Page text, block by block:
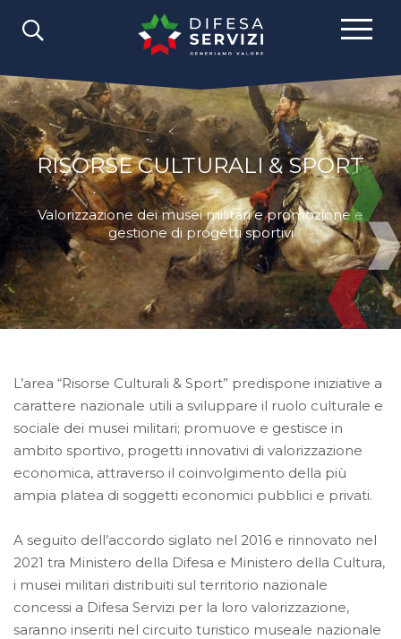
RISORSE CULTURALI & SPORT
Valorizzazione dei musei militari e promozione e
gestione di progetti sportivi
L’area “Risorse Culturali & Sport” predispone iniziative a
carattere nazionale utili a sviluppare il ruolo culturale e
sociale dei musei militari; promuove e gestisce in
ambito sportivo, progetti innovativi di valorizzazione
economica, attraverso il coinvolgimento della più
ampia platea di soggetti economici pubblici e privati.
A seguito dell’accordo siglato nel 2016 e rinnovato nel
2021 tra Ministero della Difesa e Ministero della Cultura,
i musei militari distribuiti sul territorio nazionale
concessi a Difesa Servizi per la loro valorizzazione,
saranno inseriti nel circuito turistico museale nazionale